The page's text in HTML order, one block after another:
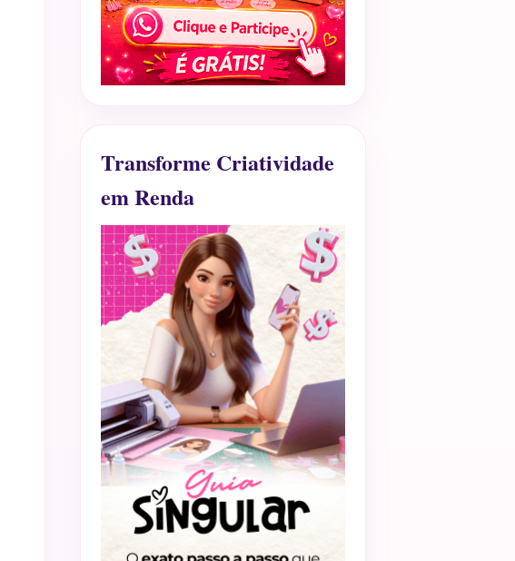
Transforme Criatividade
em Renda